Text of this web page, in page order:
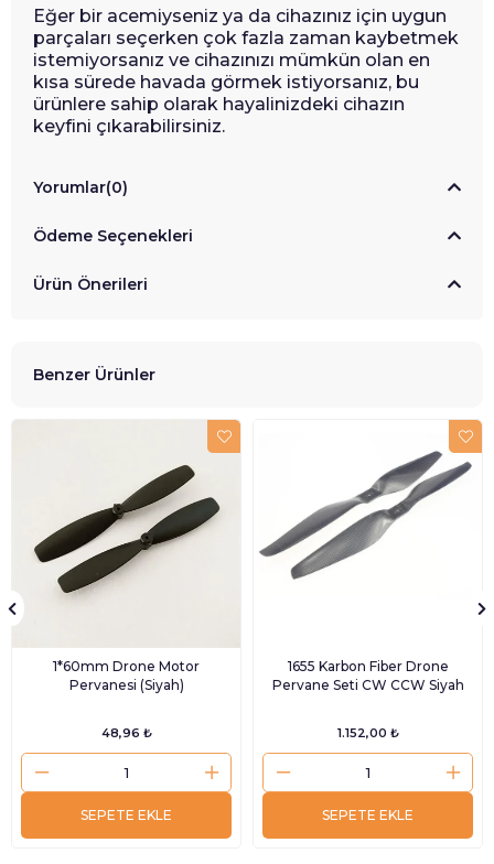
Eğer bir acemiyseniz ya da cihazınız için uygun
parçaları seçerken çok fazla zaman kaybetmek
istemiyorsanız ve cihazınızı mümkün olan en
kısa sürede havada görmek istiyorsanız, bu
ürünlere sahip olarak hayalinizdeki cihazın
keyfini çıkarabilirsiniz.
Yorumlar(0)
Ödeme Seçenekleri
Ürün Önerileri
Benzer Ürünler
1*60mm Drone Motor
Pervanesi (Siyah)
48,96 ₺
SEPETE EKLE
1655 Karbon Fiber Drone
Pervane Seti CW CCW Siyah
1.152,00 ₺
SEPETE EKLE